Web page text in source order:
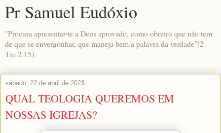
Pr Samuel Eudóxio
"Procura apresentar-te a Deus aprovado, como obreiro que não tem
de que se envergonhar, que maneja bem a palavra da verdade"(2
Tm 2.15).
sábado, 22 de abril de 2023
QUAL TEOLOGIA QUEREMOS EM
NOSSAS IGREJAS?